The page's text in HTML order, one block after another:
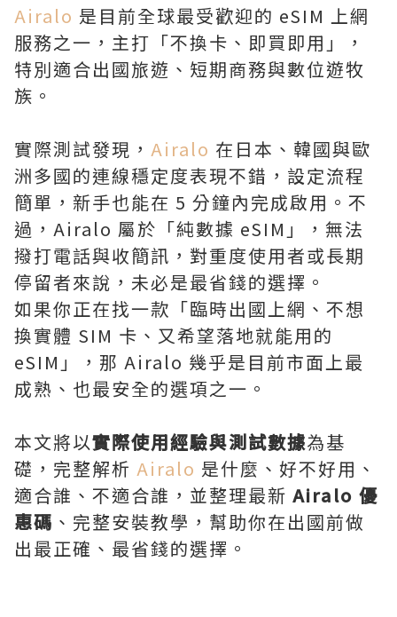
Airalo 是目前全球最受歡迎的 eSIM 上網
服務之一，主打「不換卡、即買即用」，
特別適合出國旅遊、短期商務與數位遊牧
族。
實際測試發現， Airalo 在日本、韓國與歐
洲多國的連線穩定度表現不錯，設定流程
簡單，新手也能在 5 分鐘內完成啟用。不
過，Airalo 屬於「純數據 eSIM」，無法
撥打電話與收簡訊，對重度使用者或長期
停留者來說，未必是最省錢的選擇。
如果你正在找一款「臨時出國上網、不想
換實體 SIM 卡、又希望落地就能用的
eSIM」，那 Airalo 幾乎是目前市面上最
成熟、也最安全的選項之一。
本文將以實際使用經驗與測試數據為基
礎，完整解析 Airalo 是什麼、好不好用、
適合誰、不適合誰，並整理最新 Airalo 優
惠碼 、完整安裝教學，幫助你在出國前做
出最正確、最省錢的選擇。